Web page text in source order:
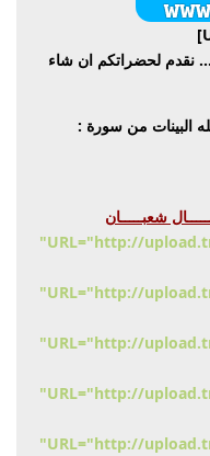
نقدم لحضراتكم ان شاء
البينات من سورة :
شعبـــــان
[URL="http://upload.traidnt.net/upfiles/XfY89018.jpg"
[URL="http://upload.traidnt.net/upfiles/XfY89018.jpg"
[URL="http://upload.traidnt.net/upfiles/XfY89018.jpg"
[URL="http://upload.traidnt.net/upfiles/XfY89018.jpg"
[URL="http://upload.traidnt.net/upfiles/XfY89018.jpg"